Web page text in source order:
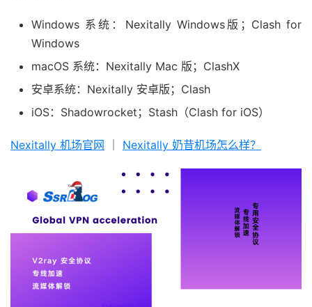
Windows 系统：Nexitally Windows版；Clash for
Windows
macOS 系统：Nexitally Mac 版；ClashX
安卓系统：Nexitally 安卓版；Clash
iOS：Shadowrocket；Stash（Clash for iOS）
Nexitally 机场官网 Nexitally 奶昔机场怎么样？